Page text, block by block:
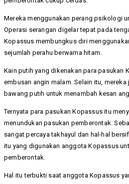
Mereka menggunakan perang psikologi
Operasi serangan digelar tepat pada
Kopassus membungkus diri
sejumlah perahu berwarna hitam.
Kain putih yang dikenakan para pasukan
embusan angin malam. Selain itu,
bawang putih untuk menambah kesan
Ternyata para pasukan Kopassus itu
menundukan pasukan pemberontak.
sangat percaya takhayul dan hal-hal
itu yang digunakan anggota Kopassus
pemberontak.
Hal itu terbukti saat anggota Kopassus